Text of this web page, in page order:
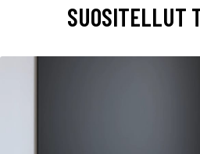
SUOSITELLUT